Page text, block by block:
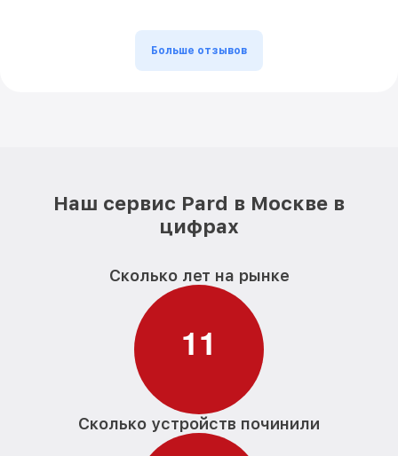
Больше отзывов
Наш сервис Pard в Москве в
цифрах
Сколько лет на рынке
11
Сколько устройств починили